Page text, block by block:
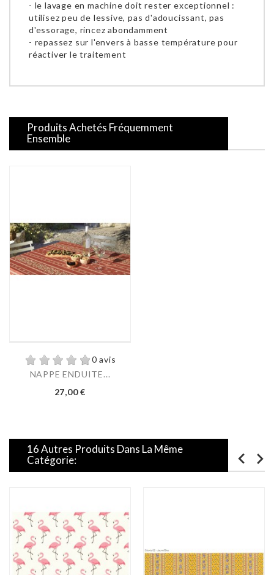
- le lavage en machine doit rester exceptionnel :
utilisez peu de lessive, pas d'adoucissant, pas
d'essorage, rincez abondamment
- repassez sur l'envers à basse température pour
réactiver le traitement
Produits Achetés Fréquemment
Ensemble
0 avis
NAPPE ENDUITE...
Prix
27,00 €
16 Autres Produits Dans La Même
Catégorie: